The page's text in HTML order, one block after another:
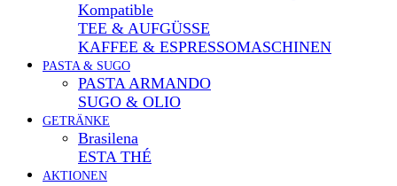
Kompatible
TEE & AUFGÜSSE
KAFFEE & ESPRESSOMASCHINEN
PASTA & SUGO
PASTA ARMANDO
SUGO & OLIO
GETRÄNKE
Brasilena
ESTA THÉ
AKTIONEN